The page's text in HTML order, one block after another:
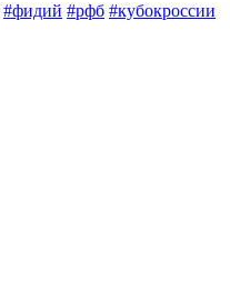
#фидий #рфб #кубокроссии